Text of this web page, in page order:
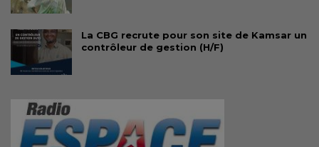
La CBG recrute pour son site de Kamsar un
contrôleur de gestion (H/F)